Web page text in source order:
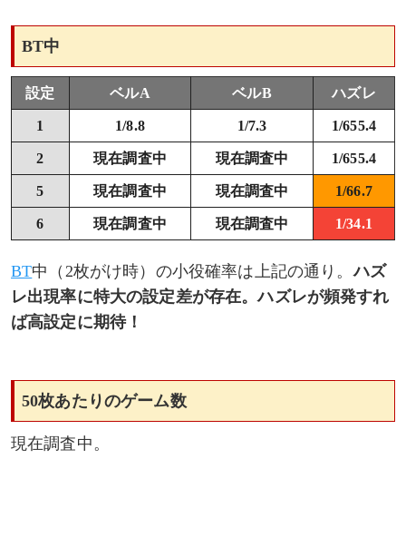
BT中
設定 ベルA ベルB ハズレ
1 1/8.8 1/7.3 1/655.4
2 現在調査中 現在調査中 1/655.4
5 現在調査中 現在調査中 1/66.7
6 現在調査中 現在調査中 1/34.1
BT中（2枚がけ時）の小役確率は上記の通り。ハズ
レ出現率に特大の設定差が存在。ハズレが頻発すれ
ば高設定に期待！
50枚あたりのゲーム数
現在調査中。